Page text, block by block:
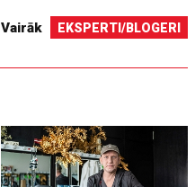
Vairāk EKSPERTI/BLOGERI